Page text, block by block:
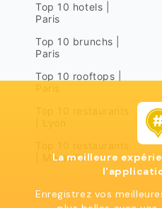
Top 10 hotels |
Paris
Top 10 brunchs |
Paris
Top 10 rooftops |
| Marseille
La meilleure
Enregistrez vos